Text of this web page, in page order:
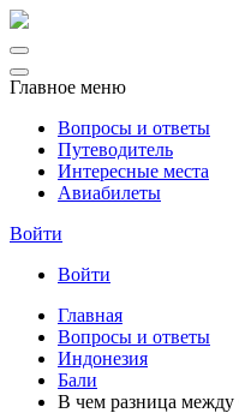
Главное меню
Вопросы и ответы
Путеводитель
Интересные места
Авиабилеты
Войти
Войти
Главная
Вопросы и ответы
Индонезия
Бали
В чем разница между